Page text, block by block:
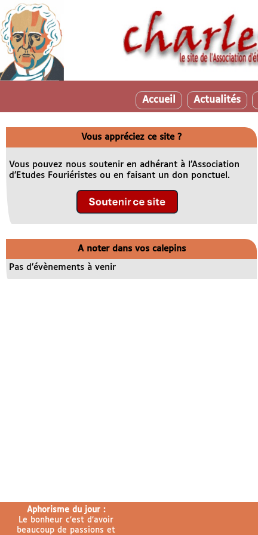
Accueil Actualités
Vous appréciez ce site ?
Vous pouvez nous soutenir en adhérant à l’Association
d’Etudes Fouriéristes ou en faisant un don ponctuel.
A noter dans vos calepins
Pas d’évènements à venir
Aphorisme du jour :
Le bonheur c’est d’avoir
beaucoup de passions et